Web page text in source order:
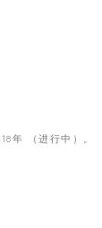
年 （进行中）。